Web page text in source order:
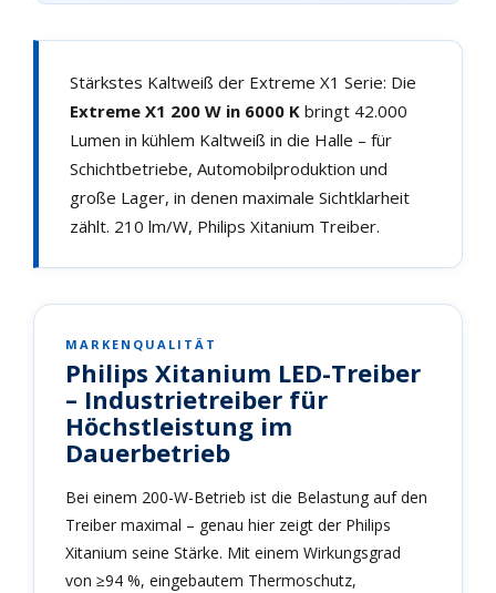
Stärkstes Kaltweiß der Extreme X1 Serie: Die
Extreme X1 200 W in 6000 K bringt 42.000
Lumen in kühlem Kaltweiß in die Halle – für
Schichtbetriebe, Automobilproduktion und
große Lager, in denen maximale Sichtklarheit
zählt. 210 lm/W, Philips Xitanium Treiber.
MARKENQUALITÄT
Philips Xitanium LED-Treiber
– Industrietreiber für
Höchstleistung im
Dauerbetrieb
Bei einem 200-W-Betrieb ist die Belastung auf den
Treiber maximal – genau hier zeigt der Philips
Xitanium seine Stärke. Mit einem Wirkungsgrad
von ≥94 %, eingebautem Thermoschutz,